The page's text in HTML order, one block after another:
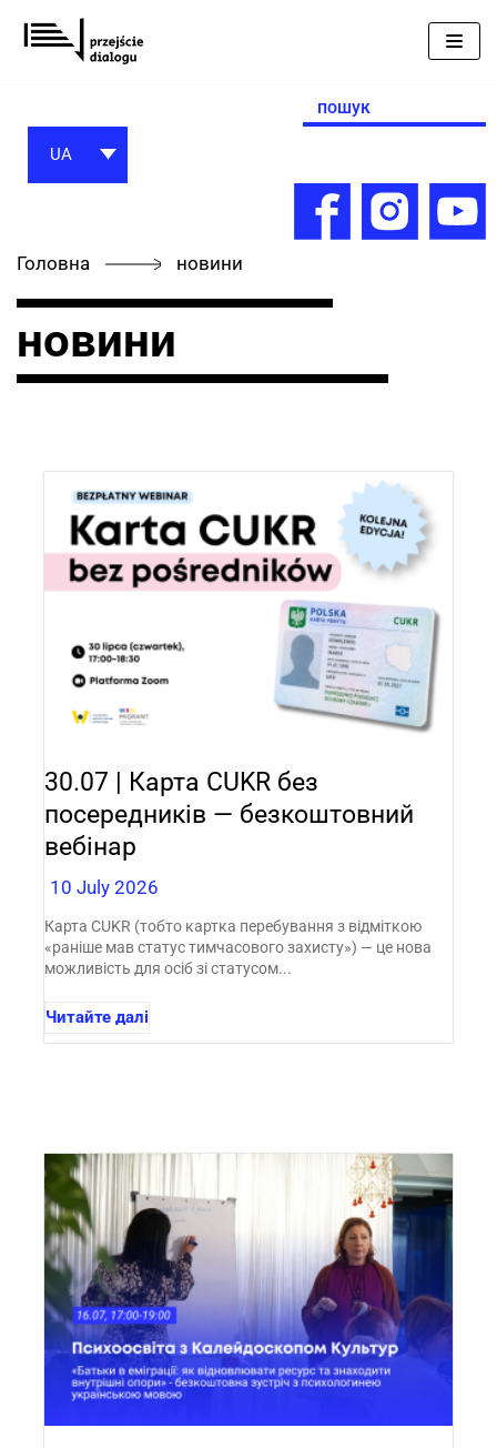
Перейти
до
Search
for:
UA
Головна новини
новини
30.07 | Карта CUKR без
посередників — безкоштовний
вебінар
10 July 2026
Карта CUKR (тобто картка перебування з відміткою
«раніше мав статус тимчасового захисту») — це нова
можливість для осіб зі статусом...
Читайте далі